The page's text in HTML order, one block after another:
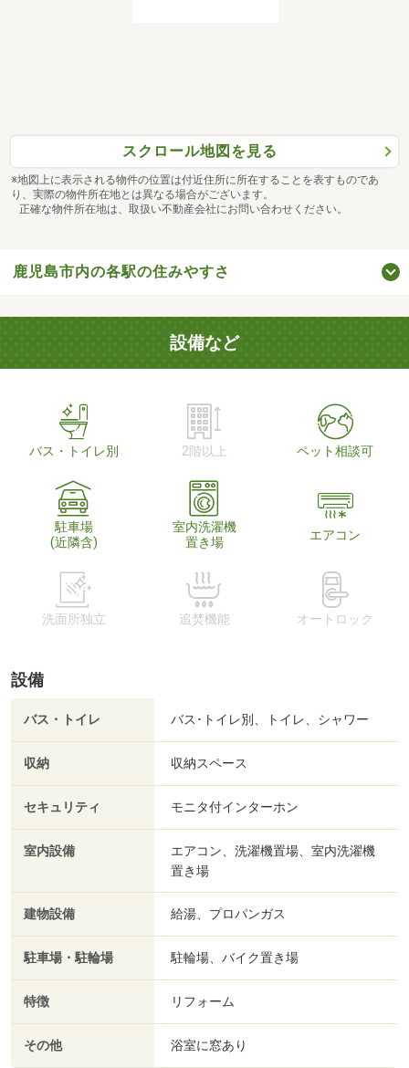
スクロール地図を見る
※地図上に表示される物件の位置は付近住所に所在することを表すものであ
り、実際の物件所在地とは異なる場合がございます。
正確な物件所在地は、取扱い不動産会社にお問い合わせください。
鹿児島市内の各駅の住みやすさ
設備など
バス・トイレ別 2階以上 ペット相談可
駐車場
(近隣含)
室内洗濯機
置き場
エアコン
洗面所独立 追焚機能 オートロック
設備
バス・トイレ バス･トイレ別、トイレ、シャワー
収納 収納スペース
セキュリティ モニタ付インターホン
室内設備
エアコン、洗濯機置場、室内洗濯機
置き場
建物設備 給湯、プロパンガス
駐車場・駐輪場 駐輪場、バイク置き場
特徴 リフォーム
その他 浴室に窓あり